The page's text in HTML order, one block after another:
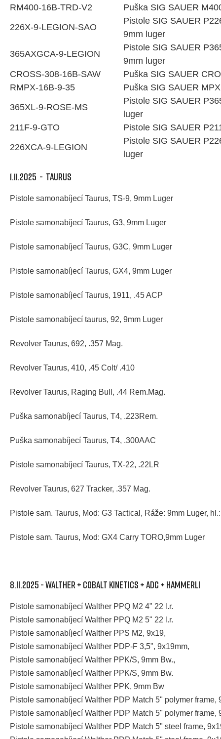
RM400-16B-TRD-V2
Puška SIG SAUER
226X-9-LEGION-SAO
Pistole SIG SAUER
9mm luger
365AXGCA-9-LEGION
Pistole SIG SAUER
9mm luger
CROSS-308-16B-SAW
Puška SIG SAUER
RMPX-16B-9-35
Puška SIG SAUER
365XL-9-ROSE-MS
Pistole SIG SAUER
luger
211F-9-GTO
Pistole SIG SAUER
226XCA-9-LEGION
Pistole SIG SAUER
luger
1.11.2025 - TAURUS
Pistole samonabíjecí Taurus, TS-9, 9mm Luger
Pistole samonabíjecí Taurus, G3, 9mm Luger
Pistole samonabíjecí Taurus, G3C, 9mm Luger
Pistole samonabíjecí Taurus, GX4, 9mm Luger
Pistole samonabíjecí Taurus, 1911, .45 ACP
Pistole samonabíjecí taurus, 92, 9mm Luger
Revolver Taurus, 692, .357 Mag.
Revolver Taurus, 410, .45 Colt/ .410
Revolver Taurus, Raging Bull, .44 Rem.Mag.
Puška samonabíjecí Taurus, T4, .223Rem.
Puška samonabíjecí Taurus, T4, .300AAC
Pistole samonabíjecí Taurus, TX-22, .22LR
Revolver Taurus, 627 Tracker, .357 Mag.
Pistole sam. Taurus, Mod: G3 Tactical, Ráže: 9mm Luger,
Pistole sam. Taurus, Mod: GX4 Carry TORO,9mm Luger
8.11.2025 - WALTHER + COBALT KINETICS + ADC + HAMMERLI
Pistole samonabíjecí Walther PPQ M2 4" 22 l.r.
Pistole samonabíjecí Walther PPQ M2 5" 22 l.r.
Pistole samonabíjecí Walther PPS M2, 9x19,
Pistole samonabíjecí Walther PDP-F 3,5", 9x19mm,
Pistole samonabíjecí Walther PPK/S, 9mm Bw.,
Pistole samonabíjecí Walther PPK/S, 9mm Bw.
Pistole samonabíjecí Walther PPK, 9mm Bw
Pistole samonabíjecí Walther PDP Match 5" polymer frame,
Pistole samonabíjecí Walther PDP Match 5" polymer frame,
Pistole samonabíjecí Walther PDP Match 5" steel frame,